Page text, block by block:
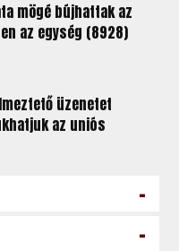
mögé bújhattak az
az egység (8928)
üzenetet
az uniós
-
-